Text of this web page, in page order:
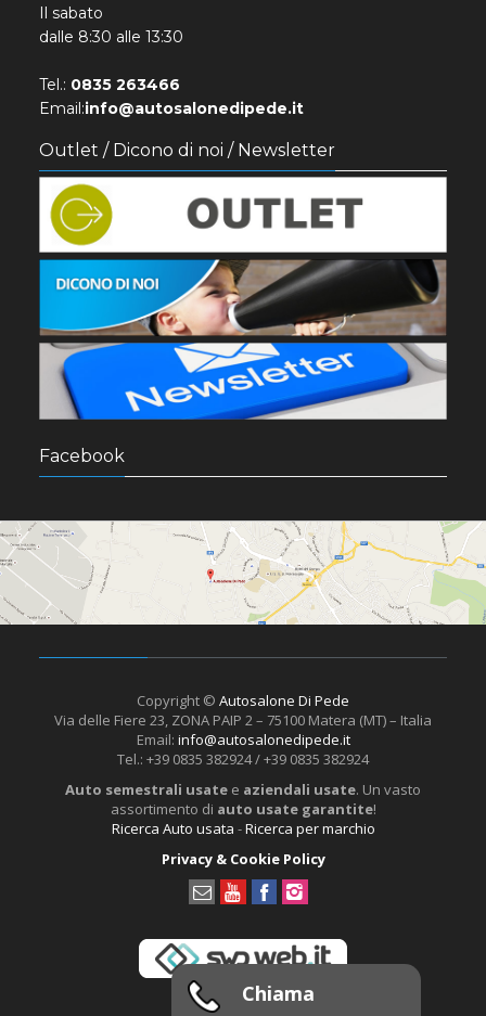
Il sabato
dalle 8:30 alle 13:30
Tel.: 0835 263466
Email:info@autosalonedipede.it
Outlet / Dicono di noi / Newsletter
Facebook
Copyright © Autosalone Di Pede
Via delle Fiere 23, ZONA PAIP 2 – 75100 Matera (MT) – Italia
Email: info@autosalonedipede.it
Tel.: +39 0835 382924 / +39 0835 382924
Auto semestrali usate e aziendali usate. Un vasto
assortimento di auto usate garantite!
Ricerca Auto usata -Ricerca per marchio
Privacy & Cookie Policy
Chiama